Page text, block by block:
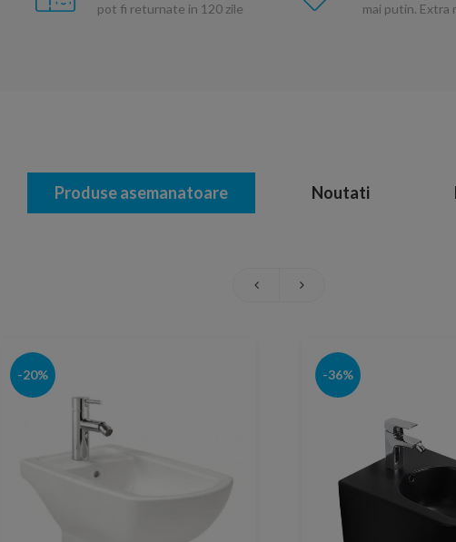
pot fi returnate in 120 zile
mai putin. Extra
Produse asemanatoare Noutati
-20% -36%